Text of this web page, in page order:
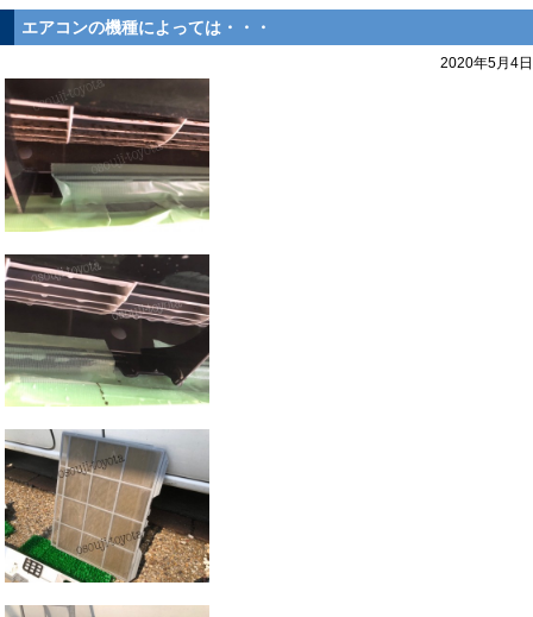
エアコンの機種によっては・・・
2020年5月4日